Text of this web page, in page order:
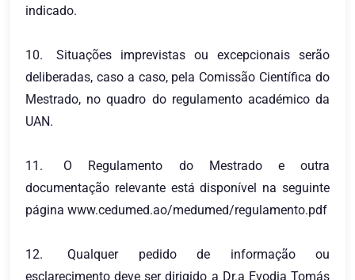
indicado.
10.
Situações imprevistas ou excepcionais serão
deliberadas, caso a caso, pela Comissão Científica do
Mestrado, no quadro do regulamento académico da
UAN.
11.
O Regulamento do Mestrado e outra
documentação relevante está disponível na seguinte
página www.cedumed.ao/medumed/regulamento.pdf
12.
Qualquer pedido de informação ou
esclarecimento deve ser dirigido a Dr.a Evodia Tomás